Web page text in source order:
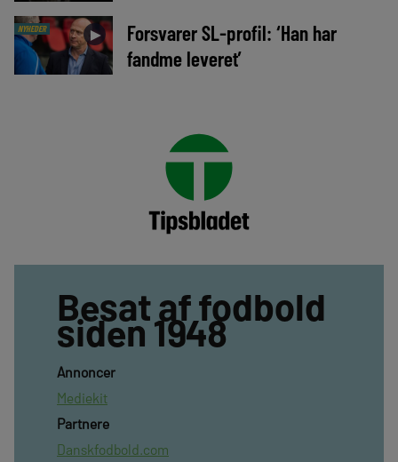
NYHEDER ►
Forsvarer SL-profil: ‘Han har
fandme leveret’
Besat af fodbold
siden 1948
Annoncer
Mediekit
Partnere
Danskfodbold.com